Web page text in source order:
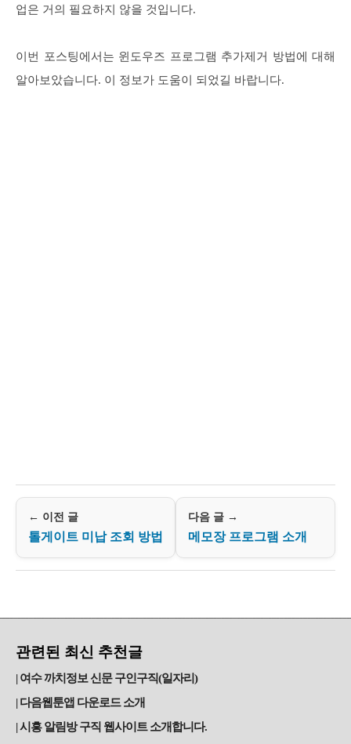
업은 거의 필요하지 않을 것입니다.
이번 포스팅에서는 윈도우즈 프로그램 추가제거 방법에 대해
알아보았습니다. 이 정보가 도움이 되었길 바랍니다.
← 이전 글
톨게이트 미납 조회 방법
다음 글 →
메모장 프로그램 소개
관련된 최신 추천글
여수 까치정보 신문 구인구직(일자리)
다음웹툰앱 다운로드 소개
시흥 알림방 구직 웹사이트 소개합니다.